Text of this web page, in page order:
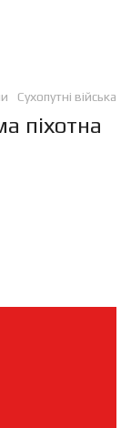
Сухопутні війська
піхотна